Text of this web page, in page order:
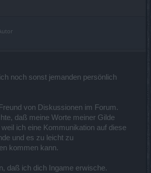
noch sonst jemanden persönlich
von Diskussionen im Forum.
daß meine Worte meiner Gilde
ich eine Kommunikation auf diese
und es zu leicht zu
kommen kann.
daß ich dich Ingame erwische.